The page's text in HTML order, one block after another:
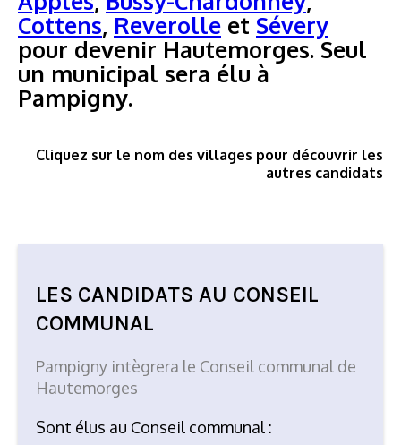
Cottens, Reverolle et Sévery
pour devenir Hautemorges. Seul
un municipal sera élu à
Pampigny.
Cliquez sur le nom des villages pour découvrir les
autres candidats
LES CANDIDATS AU CONSEIL
COMMUNAL
Pampigny intègrera le Conseil communal de
Hautemorges
Sont élus au Conseil communal :